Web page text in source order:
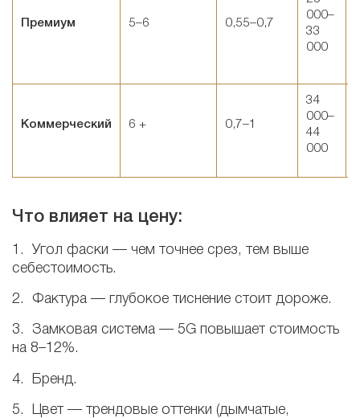
Премиум 5–6 0,55–0,7
000–
33
000
Коммерческий 6 + 0,7–1
34
000–
44
000
Что влияет на цену:
1. Угол фаски — чем точнее срез, тем выше
себестоимость.
2. Фактура — глубокое тиснение стоит дороже.
3. Замковая система — 5G повышает стоимость
на 8–12%.
4. Бренд.
5. Цвет — трендовые оттенки (дымчатые,